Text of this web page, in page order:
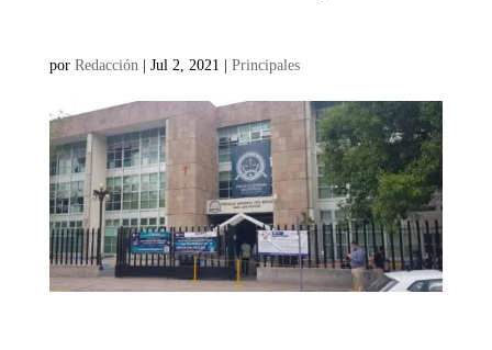
por Redacción | Jul 2, 2021 | Principales